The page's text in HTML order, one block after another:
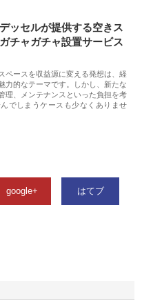
ッセルが提供する空きス
チャガチャ設置サービス
ペースを収益源に変える発想は、経
力的なテーマです。しかし、新たな
理、メンテナンスといった負担を考
でしまうケースも少なくありませ
google+ はてブ